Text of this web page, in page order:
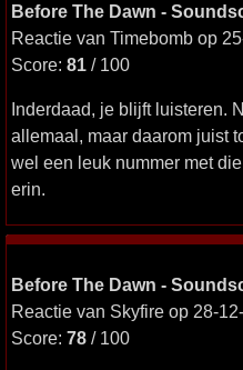
Before The Dawn -
Reactie van Timebomb op
Score: 81 / 100
Inderdaad, je blijft luisteren.
allemaal, maar daarom juist
wel een leuk nummer met
erin.
Before The Dawn -
Reactie van Skyfire op 28-
Score: 78 / 100